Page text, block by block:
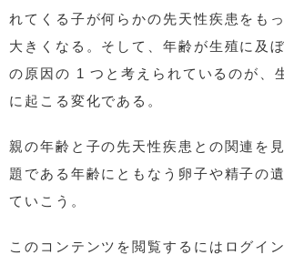
れてくる子が何らかの先天性疾患をも
大きくなる。そして、年齢が生殖に及
の原因の 1 つと考えられているのが、
に起こる変化である。
親の年齢と子の先天性疾患との関連を
題である年齢にともなう卵子や精子の
ていこう。
このコンテンツを閲覧するにはログイ